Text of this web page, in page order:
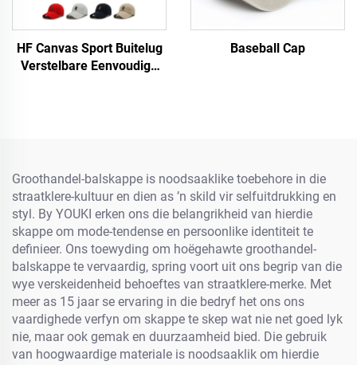
HF Canvas Sport Buitelug
Verstelbare Eenvoudige
Baseball Cap
Groothandel-balskappe is noodsaaklike toebehore in die
straatklere-kultuur en dien as ’n skild vir selfuitdrukking en
styl. By YOUKI erken ons die belangrikheid van hierdie
skappe om mode-tendense en persoonlike identiteit te
definieer. Ons toewyding om hoëgehawte groothandel-
balskappe te vervaardig, spring voort uit ons begrip van die
wye verskeidenheid behoeftes van straatklere-merke. Met
meer as 15 jaar se ervaring in die bedryf het ons ons
vaardighede verfyn om skappe te skep wat nie net goed lyk
nie, maar ook gemak en duurzaamheid bied. Die gebruik
van hoogwaardige materiale is noodsaaklik om hierdie